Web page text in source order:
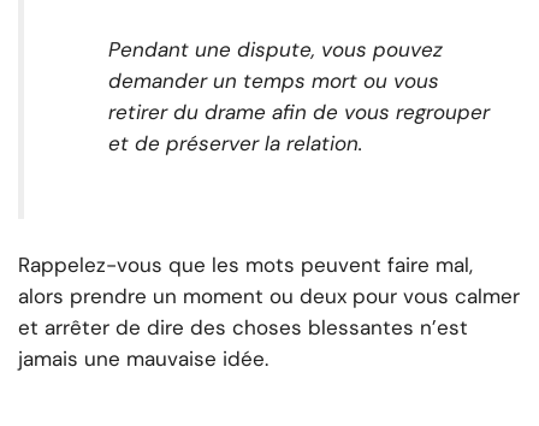
Pendant une dispute, vous pouvez
demander un temps mort ou vous
retirer du drame afin de vous regrouper
et de préserver la relation.
Rappelez-vous que les mots peuvent faire mal,
alors prendre un moment ou deux pour vous calmer
et arrêter de dire des choses blessantes n’est
jamais une mauvaise idée.